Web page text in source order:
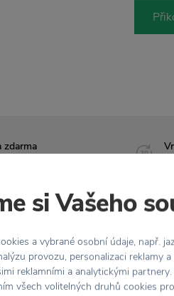
zdarma
glazuryje
si Vašeho
a vybrané osobní údaje, např.
provozu, personalizaci reklamy
reklamními a analytickými partnery.
všech volitelných druhů cookies